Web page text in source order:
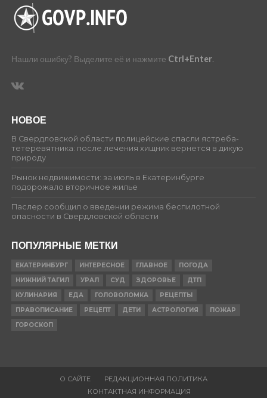
Нашли ошибку? Выделите её и нажмите Ctrl+Enter.
НОВОЕ
В Свердловской области полицейские спасли ястреба-
тетеревятника: после лечения хищник вернется в дикую
природу
Рынок недвижимости: за июль в Екатеринбурге
подорожало вторичное жилье
Паслер сообщил о введении режима беспилотной
опасности в Свердловской области
ПОПУЛЯРНЫЕ МЕТКИ
ЕКАТЕРИНБУРГ ИНТЕРЕСНОЕ ГЛАВНОЕ
ПОГОДА
НИЖНИЙ ТАГИЛ
УРАЛ СУД ЗДОРОВЬЕ
ДТП
КУЛИНАРИЯ
ЕДА ГОЛОВОЛОМКА
РЕЦЕПТЫ
ПРАВОПИСАНИЕ
РЕЦЕПТ ДЕТИ АСТРОЛОГИЯ
ПОЖАР
ГОРОСКОП
О САЙТЕ
РЕДАКЦИОННАЯ ПОЛИТИКА
КОНТАКТНАЯ ИНФОРМАЦИЯ